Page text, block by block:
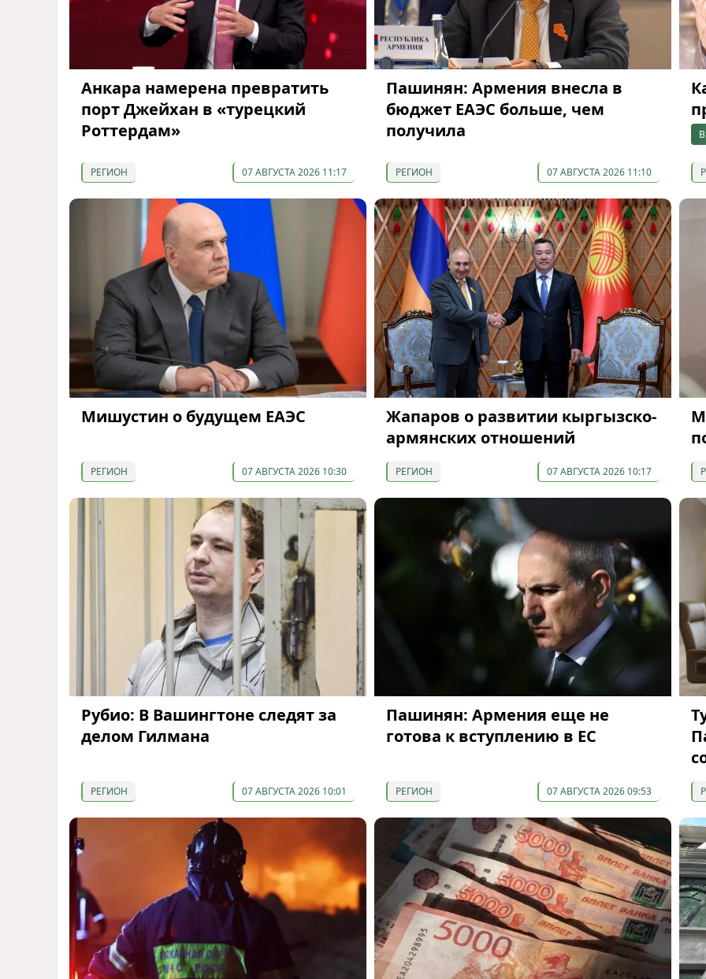
Анкара намерена превратить
порт Джейхан в «турецкий
Роттердам»
РЕГИОН 07 АВГУСТА 2026 11:17
Пашинян: Армения внесла в
бюджет ЕАЭС больше, чем
получила
РЕГИОН 07 АВГУСТА 2026 11:10
Мишустин о будущем ЕАЭС
РЕГИОН 07 АВГУСТА 2026 10:30
Жапаров о развитии кыргызско-
армянских отношений
РЕГИОН 07 АВГУСТА 2026 10:17
Рубио: В Вашингтоне следят за
делом Гилмана
РЕГИОН 07 АВГУСТА 2026 10:01
Пашинян: Армения еще не
готова к вступлению в ЕС
РЕГИОН 07 АВГУСТА 2026 09:53